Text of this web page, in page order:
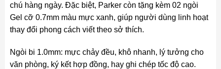
chú hàng ngày. Đặc biệt, Parker còn tặng kèm 02 ngòi
Gel cỡ 0.7mm màu mực xanh, giúp người dùng linh hoạt
thay đổi phong cách viết theo sở thích.
Ngòi bi 1.0mm: mực chảy đều, khô nhanh, lý tưởng cho
văn phòng, ký kết hợp đồng, hay ghi chép tốc độ cao.